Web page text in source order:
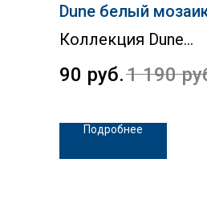
Dune белый
Коллекция Dune
90 руб.1 190
Подробнее